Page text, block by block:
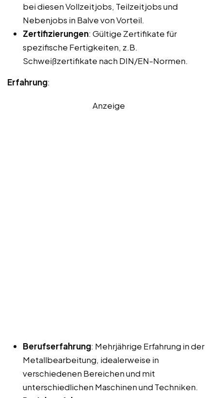
bei diesen Vollzeitjobs, Teilzeitjobs und
Nebenjobs in Balve von Vorteil.
Zertifizierungen: Gültige Zertifikate für
spezifische Fertigkeiten, z.B.
Schweißzertifikate nach DIN/EN-Normen.
Erfahrung:
Anzeige
Berufserfahrung: Mehrjährige Erfahrung in der
Metallbearbeitung, idealerweise in
verschiedenen Bereichen und mit
unterschiedlichen Maschinen und Techniken.